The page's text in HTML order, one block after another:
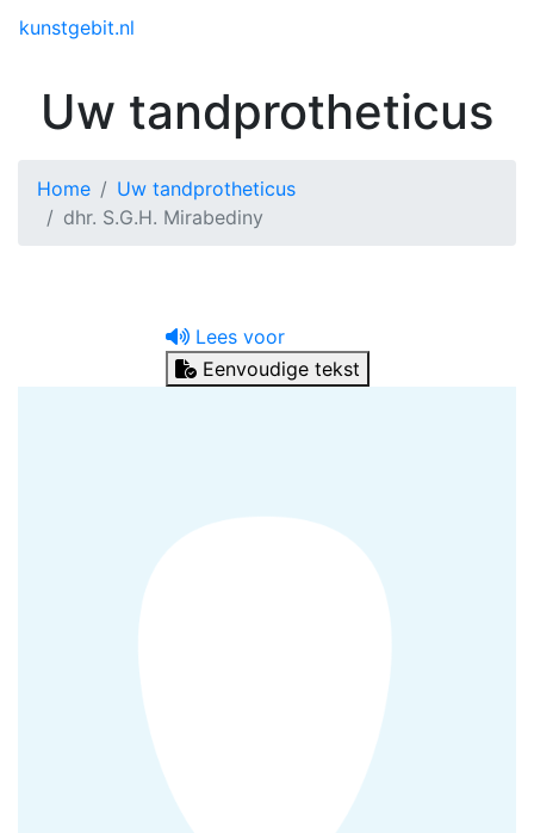
kunstgebit.nl
Uw tandprotheticus
Home
Uw tandprotheticus
dhr. S.G.H. Mirabediny
Lees voor
Eenvoudige tekst